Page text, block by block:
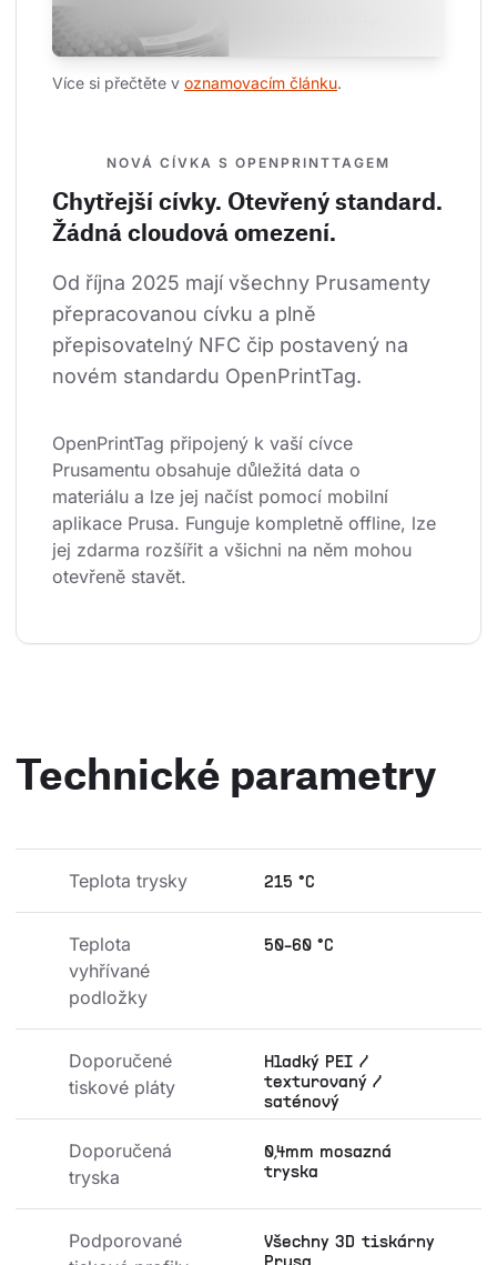
Více si přečtěte v oznamovacím článku.
NOVÁ CÍVKA S OPENPRINTTAGEM
Chytřejší cívky. Otevřený standard.
Žádná cloudová omezení.
Od října 2025 mají všechny Prusamenty
přepracovanou cívku a plně
přepisovatelný NFC čip postavený na
novém standardu OpenPrintTag.
OpenPrintTag připojený k vaší cívce
Prusamentu obsahuje důležitá data o
materiálu a lze jej načíst pomocí mobilní
aplikace Prusa. Funguje kompletně offline, lze
jej zdarma rozšířit a všichni na něm mohou
otevřeně stavět.
Technické parametry
Teplota trysky 215 °C
Teplota
vyhřívané
podložky
50-60 °C
Doporučené
tiskové pláty
Hladký PEI /
texturovaný /
saténový
Doporučená
tryska
0,4mm mosazná
tryska
Podporované
Všechny 3D tiskárny